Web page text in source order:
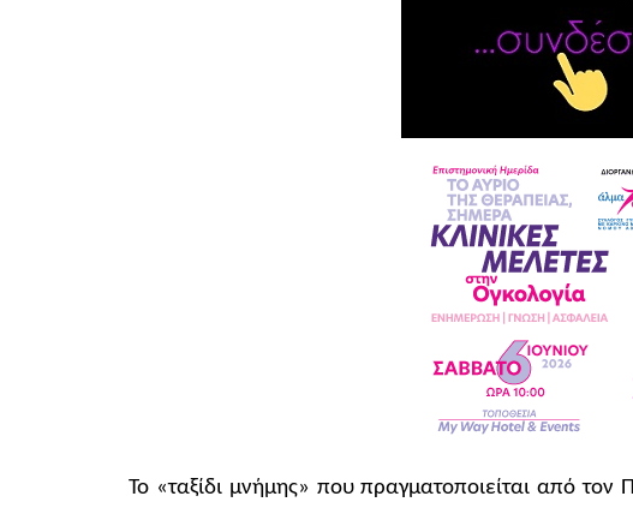
Το «ταξίδι μνήμης» που πραγματοποιείται από τον